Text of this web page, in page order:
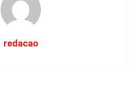
redacao